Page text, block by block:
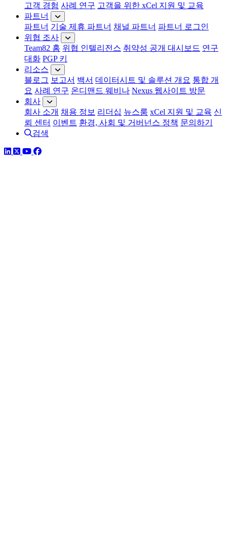
고객 경험 사례 연구 고객을 위한 xCel 지원 및 교육
파트너
파트너 기술 제휴 파트너 채널 파트너 파트너 로그인
위협 조사
Team82 홈 위협 인텔리전스 취약성 공개 대시보드 연구
대화 PGP 키
리소스
블로그 보고서 백서 데이터시트 및 솔루션 개요 통합 개
요 사례 연구 온디맨드 웨비나 Nexus 웹사이트 방문
회사
회사 소개 채용 정보 리더십 뉴스룸 xCel 지원 및 교육 신
뢰 센터 이벤트 환경, 사회 및 거버넌스 정책 문의하기
검색
링크드인
트위터유튜브
페이스북